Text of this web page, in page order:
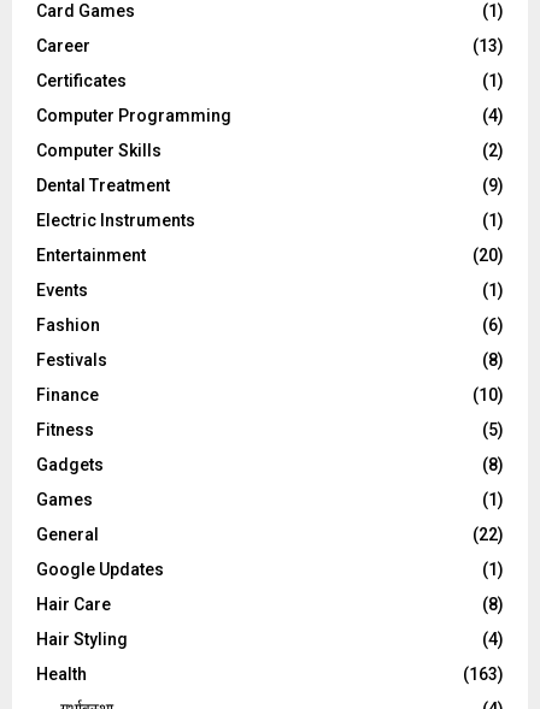
Card Games
(1)
Career
(13)
Certificates
(1)
Computer Programming
(4)
Computer Skills
(2)
Dental Treatment
(9)
Electric Instruments
(1)
Entertainment
(20)
Events
(1)
Fashion
(6)
Festivals
(8)
Finance
(10)
Fitness
(5)
Gadgets
(8)
Games
(1)
General
(22)
Google Updates
(1)
Hair Care
(8)
Hair Styling
(4)
Health
(163)